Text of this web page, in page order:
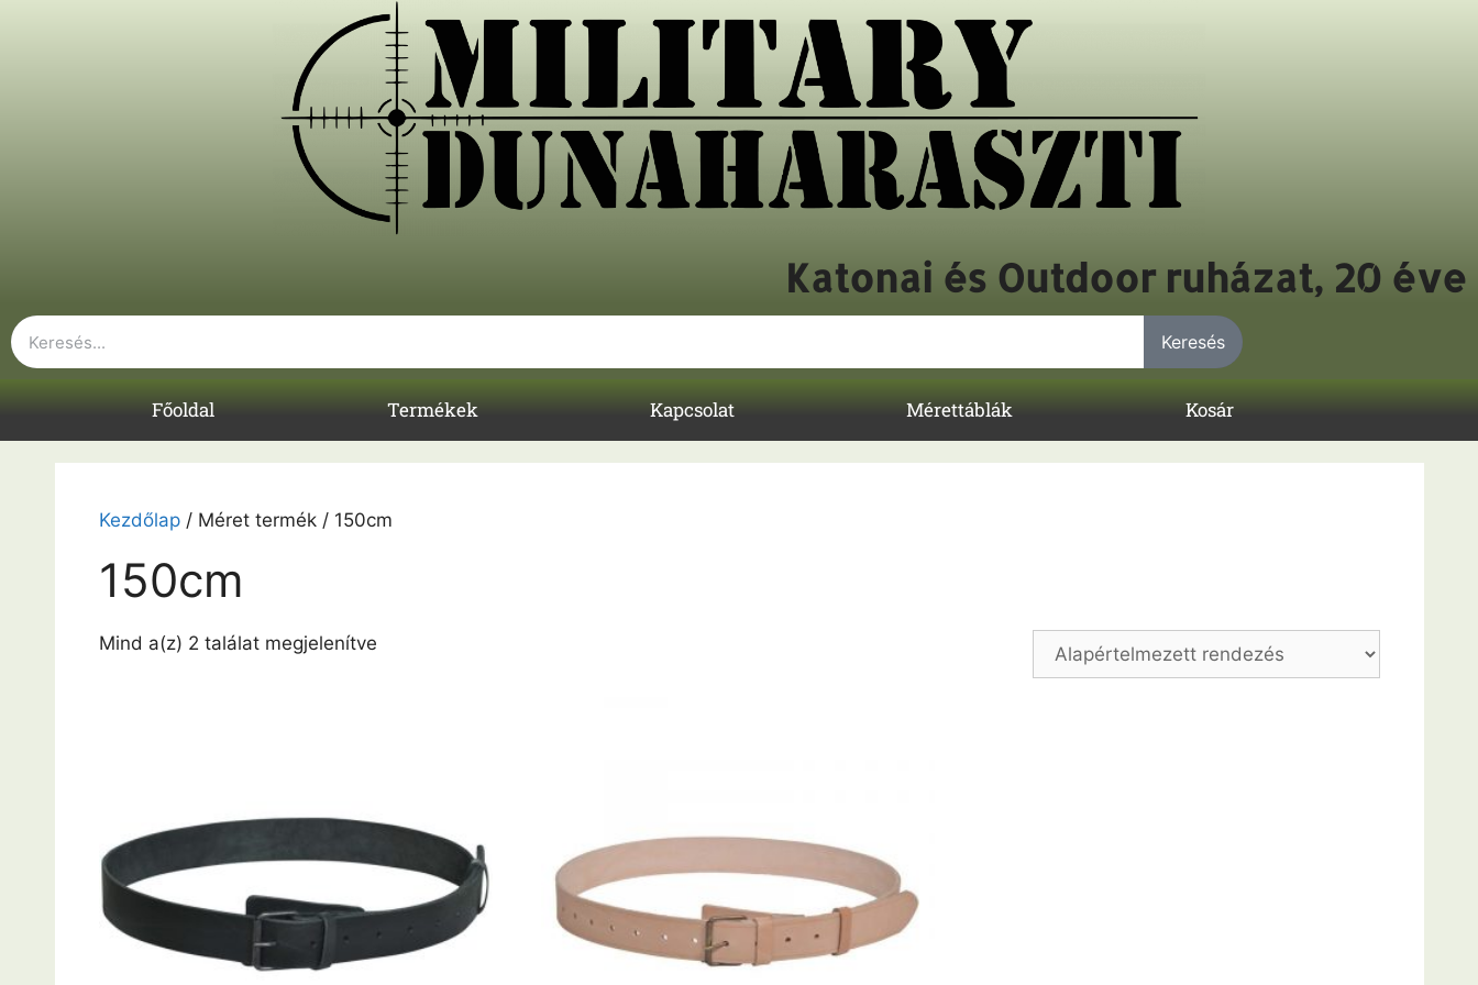
Katonai és Outdoor ruházat, 20 éve
Keresés
Főoldal Termékek Kapcsolat Mérettáblák Kosár
Kezdőlap/ Méret termék / 150cm
150cm
Mind a(z) 2 találat megjelenítve